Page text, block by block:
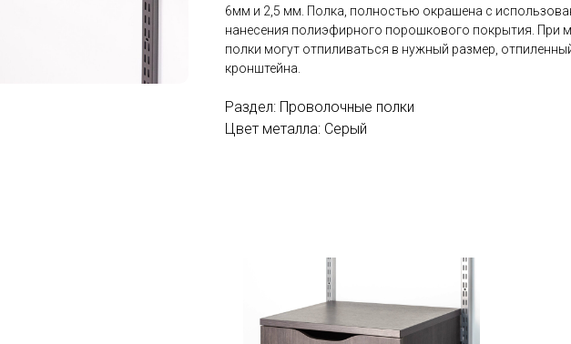
6мм и 2,5 мм. Полка, полностью окрашена с
нанесения полиэфирного порошкового покрытия. При
полки могут отпиливаться в нужный размер,
кронштейна.
Раздел: Проволочные полки
Цвет металла: Серый